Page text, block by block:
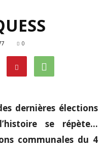
0
dernières élections
se répète…
communales du 4